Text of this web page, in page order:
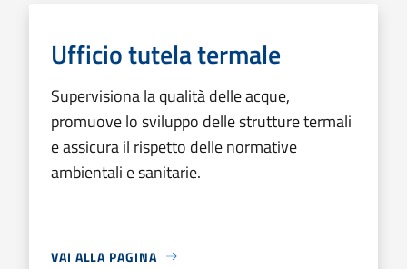
Ufficio tutela termale
Supervisiona la qualità delle acque,
promuove lo sviluppo delle strutture termali
e assicura il rispetto delle normative
ambientali e sanitarie.
VAI ALLA PAGINA